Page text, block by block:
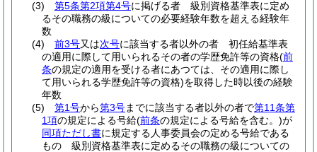
(3)
第5条第2項第4号に掲げる者 級別資格基準表に定め
るその職務の級についての必要経験年数を超える経験年
数
(4)
前3号又は次号に該当する者以外の者 初任給基準表
の適用に際して用いられるその者の学歴免許等の資格(前
条の規定の適用を受ける者にあつては、その適用に際し
て用いられる学歴免許等の資格)を取得した時以後の経験
年数
(5)
第1号から第3号までに該当する者以外の者で第11条第
1項の規定による号給(前条の規定による号給を含む。)が
同項ただし書に規定する人事委員会の定める号給である
もの 級別資格基準表に定めるその職務の級についての